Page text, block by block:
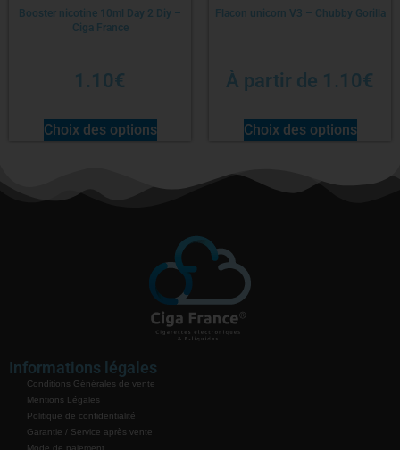
Booster nicotine 10ml Day 2 Diy –
Ciga France
1.10€
Choix des options
Flacon unicorn V3 – Chubby Gorilla
À partir de 1.10€
Choix des options
Informations légales
Conditions Générales de vente
Mentions Légales
Politique de confidentialité
Garantie / Service après vente
Mode de paiement